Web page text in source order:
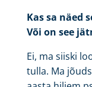
Kas sa näed
Või on see
Ei, ma siiski
tulla. Ma